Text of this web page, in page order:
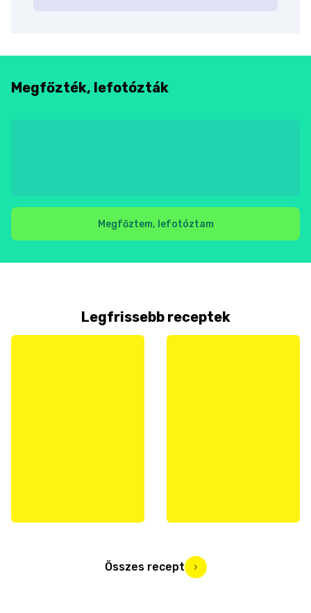
Megfőzték, lefotózták
Megfőztem, lefotóztam
Legfrissebb receptek
Összes recept